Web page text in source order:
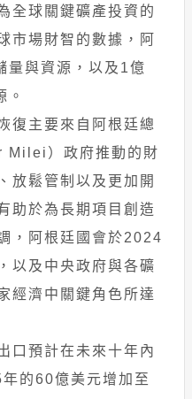
全球關鍵礦產投資的
市場財智的數據，阿
量與資源，以及1億
。
復主要來自阿根廷總
Milei）政府推動的財
放鬆管制以及更加開
助於為長期項目創造
，阿根廷國會於2024
以及中央政府與各礦
經濟中關鍵角色所達
口預計在未來十年內
的60億美元增加至